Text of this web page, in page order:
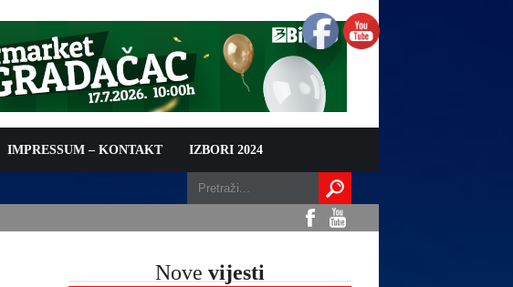
IMPRESSUM – KONTAKT IZBORI 2024
Nove vijesti